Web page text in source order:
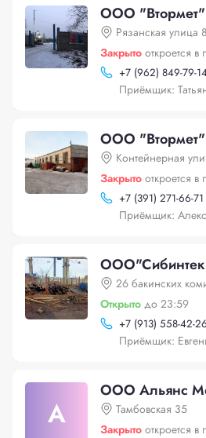
ООО "Втормет"
Рязанская улица
Закрыто откроется
+7 (962) 849-79-
Приёмщик:
ООО "Втормет"
Контейнерная
Закрыто откроется
+7 (391) 271-66-71
Приёмщик:
26 бакинских
Открыто до 23:59
+7 (913) 558-42-26
Приёмщик:
А
ООО Альянс
Тамбовская 35
Закрыто откроется